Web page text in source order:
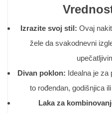
Izrazite svoj stil: Ovaj
žele da svakodnevni
Divan poklon: Idealna je za
to rođendan, godišnjica
Laka za